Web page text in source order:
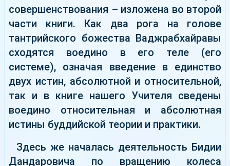
совершенствования – изложена во второй
части книги. Как два рога на голове
тантрийского божества Ваджрабхайравы
сходятся воедино в его теле (его
системе), означая введение в единство
двух истин, абсолютной и относительной,
так и в книге нашего Учителя сведены
воедино относительная и абсолютная
истины буддийской теории и практики.
Здесь же началась деятельность Бидии
Дандаровича по вращению колеса